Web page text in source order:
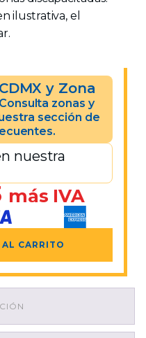
ilustrativa, el
y Zona
Consulta zonas y
sección de
nuestra
más IVA
CARRITO